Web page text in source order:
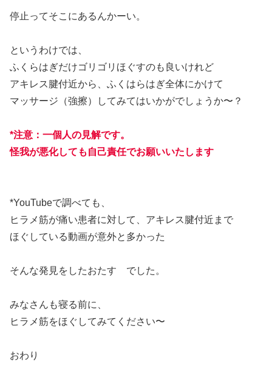
停止ってそこにあるんかーい。
というわけでは、
ふくらはぎだけゴリゴリほぐすのも良いけれど
アキレス腱付近から、ふくはらはぎ全体にかけて
マッサージ（強擦）してみてはいかがでしょうか〜？
*注意：一個人の見解です。
怪我が悪化しても自己責任でお願いいたします
*YouTubeで調べても、
ヒラメ筋が痛い患者に対して、アキレス腱付近まで
ほぐしている動画が意外と多かった
そんな発見をしたおたす でした。
みなさんも寝る前に、
ヒラメ筋をほぐしてみてください〜
おわり